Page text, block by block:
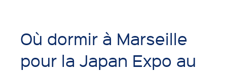
Où dormir à Marseille
pour la Japan Expo au